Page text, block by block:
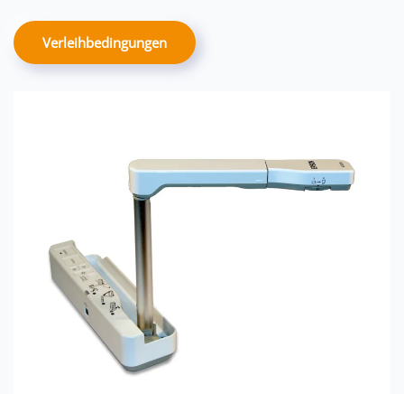
Verleihbedingungen